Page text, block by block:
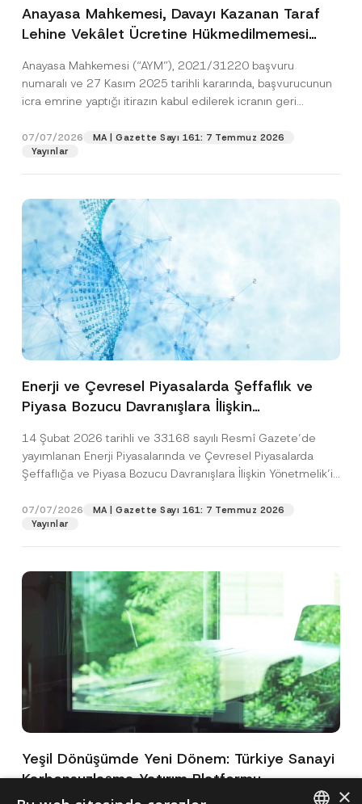
Anayasa Mahkemesi, Davayı Kazanan Taraf
Lehine Vekâlet Ücretine Hükmedilmemesi
Edildiğine Karar Verdi
Anayasa Mahkemesi (“AYM”), 2021/31220 başvuru
numaralı ve 27 Kasım 2025 tarihli kararında, başvurucunun
icra emrine yaptığı itirazın kabul edilerek icranın geri
07/07/2026
MA | Gazette Sayı 161: 7 Temmuz 2026
Yayınlar
Enerji ve Çevresel Piyasalarda Şeffaflık ve
Piyasa Bozucu Davranışlara İlişkin
14 Şubat 2026 tarihli ve 33168 sayılı Resmî Gazete’de
yayımlanan Enerji Piyasalarında ve Çevresel Piyasalarda
Şeffaflığa ve Piyasa Bozucu Davranışlara İlişkin Yönetmelik’in
07/07/2026
MA | Gazette Sayı 161: 7 Temmuz 2026
Yayınlar
Yeşil Dönüşümde Yeni Dönem: Türkiye Sanayi
Karbonsuzlaşma Yatırım Platformu
Oluşturuldu
×